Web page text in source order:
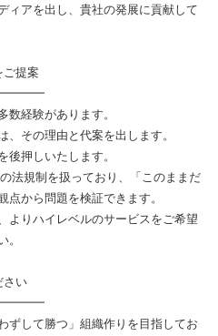
ィアを出し、貴社の発展に貢献して
ご提案
数経験があります。
その理由と代案を出します。
後押しいたします。
法規制を扱っており、「このままだ
点から問題を検証できます。
よりハイレベルのサービスをご希望
。
さい
ずして勝つ」組織作りを目指してお